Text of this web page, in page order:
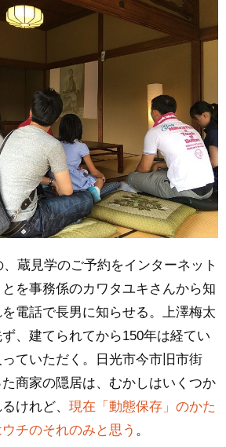
蔵見学のご予約をインターネット
を事務係のカワタユキさんから知
電話で長男に知らせる。上澤梅太
、建てられてから150年は経てい
ていただく。日光市今市旧市街
商家の隠居は、むかしはいくつか
けれど、 現在「動態保存」のかた
チのそれのみと思う 。